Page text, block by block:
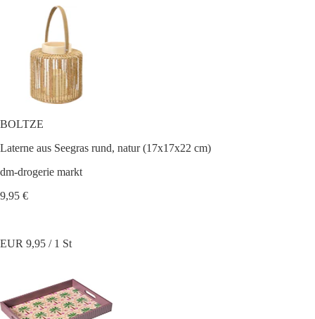
BOLTZE
Laterne aus Seegras rund, natur (17x17x22 cm)
dm-drogerie markt
9,95 €
EUR 9,95 / 1 St